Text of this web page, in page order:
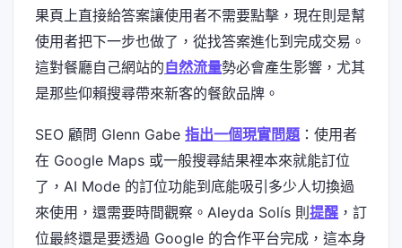
果頁上直接給答案讓使用者不需要點擊，現在則是幫
使用者把下一步也做了，從找答案進化到完成交易。
這對餐廳自己網站的自然流量勢必會產生影響，尤其
是那些仰賴搜尋帶來新客的餐飲品牌。
SEO 顧問 Glenn Gabe 指出一個現實問題 ：使用者
在 Google Maps 或一般搜尋結果裡本來就能訂位
了，AI Mode 的訂位功能到底能吸引多少人切換過
來使用，還需要時間觀察。Aleyda Solís 則提醒 ，訂
位最終還是要透過 Google 的合作平台完成，這本身